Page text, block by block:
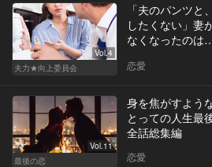
Vol.4
夫力★向上委員会
「夫のパンツ
したくない」妻
なくなったのは
恋愛
Vol.11
最後の恋
身を焦がすよう
とっての人生最
全話総集編
恋愛